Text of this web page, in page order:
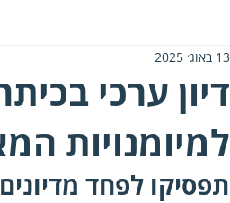
דיון ערכי
למיומנויות
13 באוג׳ 2025
תפסיקו לפחד